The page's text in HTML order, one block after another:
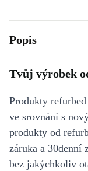
Popis
Tvůj výrobek
Produkty
ve srovnání s
produkty od
záruka a 30denní
bez jakýchkoliv